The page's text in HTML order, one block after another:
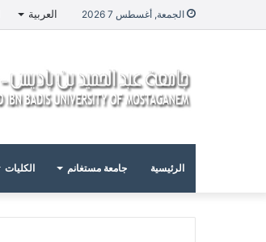
الجمعة, أغسطس 7 2026 العربية
الرئيسية جامعة مستغانم الكليات